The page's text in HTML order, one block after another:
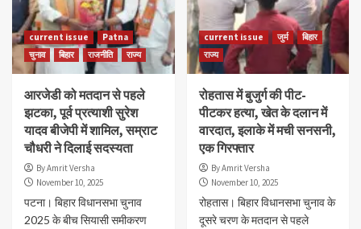
current issue
Patna
चुनाव
बिहार राजनीति राज्य
आरजेडी को मतदान से पहले
झटका, पूर्व प्रत्याशी सुरेश
यादव बीजेपी में शामिल, सम्राट
चौधरी ने दिलाई सदस्यता
By Amrit Versha
November 10, 2025
पटना। बिहार विधानसभा चुनाव
2025 के बीच सियासी समीकरण
current issue जुर्म
बिहार
राज्य
रोहतास में बुजुर्ग की पीट-
पीटकर हत्या, खेत के दलान में
वारदात, इलाके में मची सनसनी,
एक गिरफ्तार
By Amrit Versha
November 10, 2025
रोहतास। बिहार विधानसभा चुनाव के
दूसरे चरण के मतदान से पहले